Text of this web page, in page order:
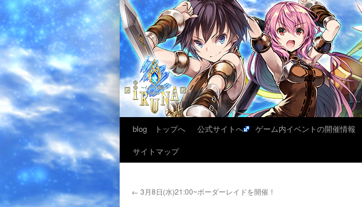
blog トップへ 公式サイトへ ゲーム内イベントの開催情報
サイトマップ
← 3月8日(水)21:00~ボーダーレイドを開催！